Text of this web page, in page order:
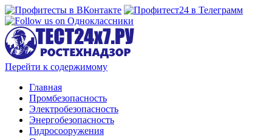
Перейти к содержимому
Главная
Промбезопасность
Электробезопасность
Энергобезопасность
Гидросооружения